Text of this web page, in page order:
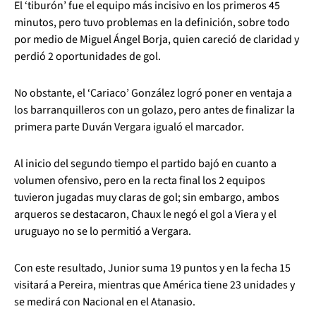
El ‘tiburón’ fue el equipo más incisivo en los primeros 45
minutos, pero tuvo problemas en la definición, sobre todo
por medio de Miguel Ángel Borja, quien careció de claridad y
perdió 2 oportunidades de gol.
No obstante, el ‘Cariaco’ González logró poner en ventaja a
los barranquilleros con un golazo, pero antes de finalizar la
primera parte Duván Vergara igualó el marcador.
Al inicio del segundo tiempo el partido bajó en cuanto a
volumen ofensivo, pero en la recta final los 2 equipos
tuvieron jugadas muy claras de gol; sin embargo, ambos
arqueros se destacaron, Chaux le negó el gol a Viera y el
uruguayo no se lo permitió a Vergara.
Con este resultado, Junior suma 19 puntos y en la fecha 15
visitará a Pereira, mientras que América tiene 23 unidades y
se medirá con Nacional en el Atanasio.